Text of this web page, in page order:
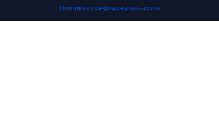
Политика конфиденциальности